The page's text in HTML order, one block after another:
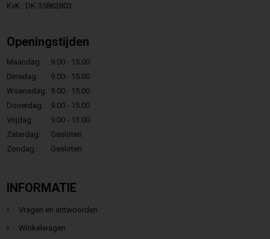
KvK.: DK-35862803
Openingstijden
Maandag:
9.00 - 15.00
Dinsdag:
9.00 - 15.00
Woensdag: 9.00 - 15.00
Donerdag:
9.00 - 15.00
Vrijdag:
9.00 - 13.00
Zaterdag:
Gesloten
Zondag.:
Gesloten
INFORMATIE
Vragen en antwoorden
Winkelwagen